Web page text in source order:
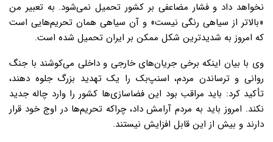
نخواهد داد و فشار مضاعفی بر کشور تحمیل نمی‌شود. به تعبیر من
«بالاتر از سیاهی رنگی نیست» و آن سیاهی همان تحریم‌هایی است
که امروز به شدیدترین شکل ممکن بر ایران تحمیل شده است.
وی با بیان اینکه برخی جریان‌های خارجی و داخلی می‌کوشند با جنگ
روانی و ترساندن مردم، اسنپ‌بک را یک تهدید بزرگ جلوه دهند،
تأکید کرد: باید مراقب بود این فضاسازی‌ها کشور را وارد چاله جدید
نکند. امروز باید به مردم آرامش داد، چراکه تحریم‌ها در اوج خود قرار
دارند و بیش از این قابل افزایش نیستند.